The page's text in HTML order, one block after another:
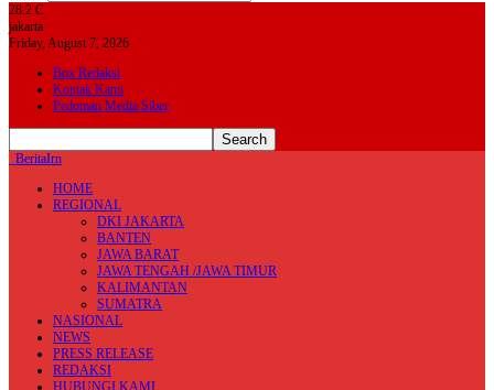
28.2 C
jakarta
Friday, August 7, 2026
Box Redaksi
Kontak Kami
Pedoman Media Siber
BeritaIrn
HOME
REGIONAL
DKI JAKARTA
BANTEN
JAWA BARAT
JAWA TENGAH /JAWA TIMUR
KALIMANTAN
SUMATRA
NASIONAL
NEWS
PRESS RELEASE
REDAKSI
HUBUNGI KAMI